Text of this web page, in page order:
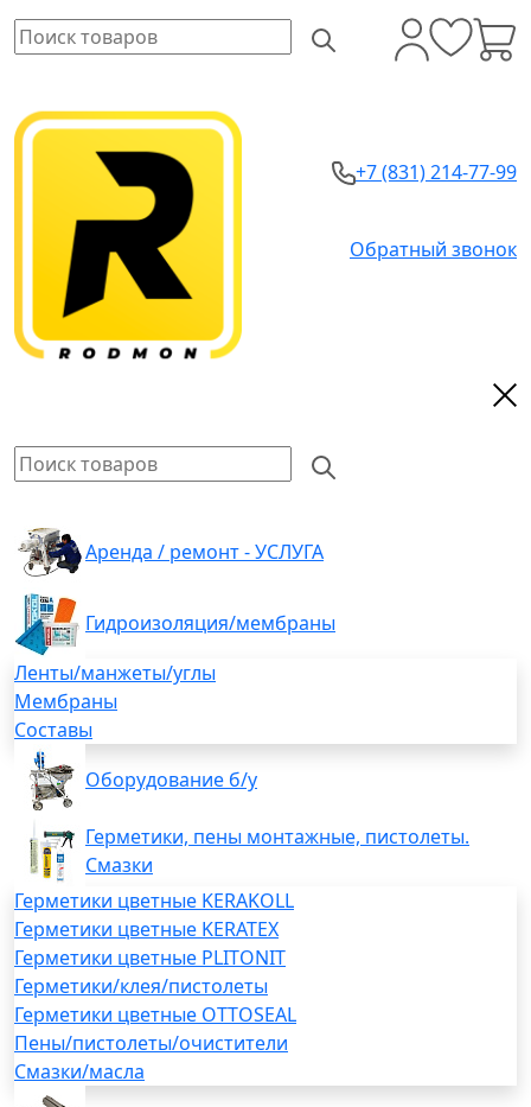
+7 (831) 214-77-99
Обратный звонок
Аренда / ремонт - УСЛУГА
Гидроизоляция/мембраны
Ленты/манжеты/углы
Мембраны
Составы
Оборудование б/у
Герметики, пены монтажные, пистолеты.
Смазки
Герметики цветные KERAKOLL
Герметики цветные KERATEX
Герметики цветные PLITONIT
Герметики/клея/пистолеты
Герметики цветные OTTOSEAL
Пены/пистолеты/очистители
Смазки/масла